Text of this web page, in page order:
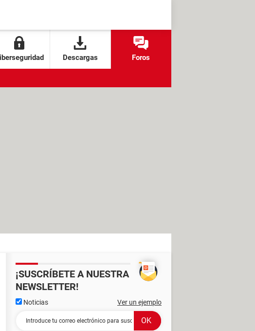
Descargas Foros
¡SUSCRÍBETE A NUESTRA
NEWSLETTER!
Noticias Ver un ejemplo